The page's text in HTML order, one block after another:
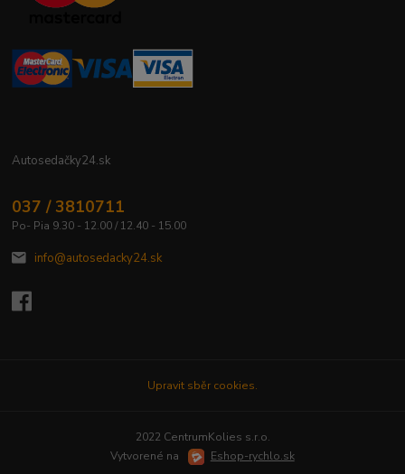
Autosedačky24.sk
037 / 3810711
Po- Pia 9.30 - 12.00 / 12.40 - 15.00
info@autosedacky24.sk
Upravit sběr cookies.
2022 CentrumKolies s.r.o.
Vytvorené na
Eshop-rychlo.sk